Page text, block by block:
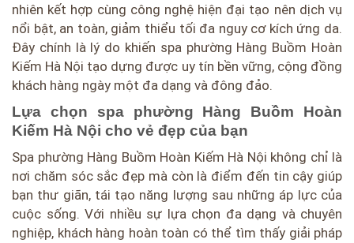
nhiên kết hợp cùng công nghệ hiện đại tạo nên dịch vụ
nổi bật, an toàn, giảm thiểu tối đa nguy cơ kích ứng da.
Đây chính là lý do khiến spa phường Hàng Buồm Hoàn
Kiếm Hà Nội tạo dựng được uy tín bền vững, cộng đồng
khách hàng ngày một đa dạng và đông đảo.
Lựa chọn spa phường Hàng Buồm Hoàn
Kiếm Hà Nội cho vẻ đẹp của bạn
Spa phường Hàng Buồm Hoàn Kiếm Hà Nội không chỉ là
nơi chăm sóc sắc đẹp mà còn là điểm đến tin cậy giúp
bạn thư giãn, tái tạo năng lượng sau những áp lực của
cuộc sống. Với nhiều sự lựa chọn đa dạng và chuyên
nghiệp, khách hàng hoàn toàn có thể tìm thấy giải pháp